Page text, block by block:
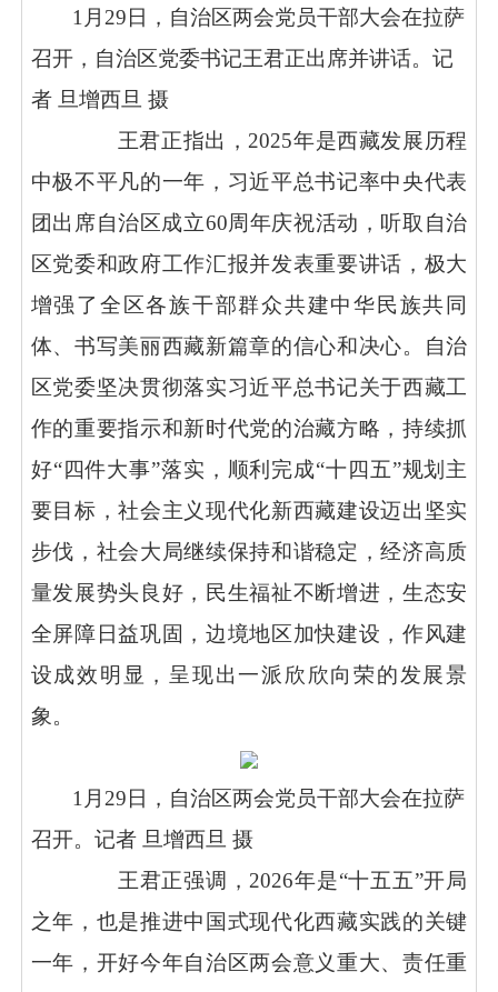
1月29 日，自治区两会党员干部大会在拉萨
召开，自治区党委书记王君正出席并讲话。记
者 旦增西旦 摄
王君正指出，2025年是西藏发展历程
中极不平凡的一年，习近平总书记率中央代表
团出席自治区成立60周年庆祝活动，听取自治
区党委和政府工作汇报并发表重要讲话，极大
增强了全区各族干部群众共建中华民族共同
体、书写美丽西藏新篇章的信心和决心。自治
区党委坚决贯彻落实习近平总书记关于西藏工
作的重要指示和新时代党的治藏方略，持续抓
好“四件大事”落实，顺利完成“十四五”规划主
要目标，社会主义现代化新西藏建设迈出坚实
步伐，社会大局继续保持和谐稳定，经济高质
量发展势头良好，民生福祉不断增进，生态安
全屏障日益巩固，边境地区加快建设，作风建
设成效明显，呈现出一派欣欣向荣的发展景
象。
1月29 日，自治区两会党员干部大会在拉萨
召开。记者 旦增西旦 摄
王君正强调，2026年是“十五五”开局
之年，也是推进中国式现代化西藏实践的关键
一年，开好今年自治区两会意义重大、责任重